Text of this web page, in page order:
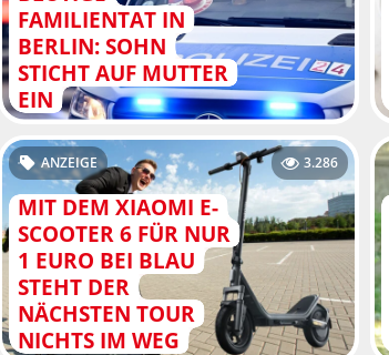
FAMILIENTAT IN
BERLIN: SOHN
STICHT AUF MUTTER
EIN
MIT DEM XIAOMI E-
SCOOTER 6 FÜR NUR
1 EURO BEI BLAU
STEHT DER
NÄCHSTEN TOUR
NICHTS IM WEG
ANZEIGE 3.286